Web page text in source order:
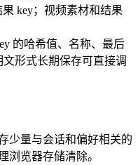
key；视频素材和结果
的哈希值、名称、最后
形式长期保存可直接调
少量与会话和偏好相关的
浏览器存储清除。